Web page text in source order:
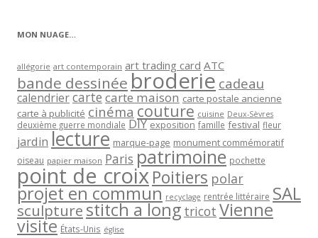
MON NUAGE…
allégorie art contemporain art trading card ATC
bande dessinée broderie cadeau
calendriercartecarte maison carte postale ancienne
carte à publicité cinéma couture cuisine Deux-Sèvres
deuxième guerre mondiale DIY exposition famille festival fleur
jardin lecture marque-page monument commémoratif
oiseau papier maison Paris patrimoine pochette
point de croixPoitiers polar
projet en commun recyclage rentrée littéraire SAL
sculpturestitch a long tricot Vienne
visite États-Unis église